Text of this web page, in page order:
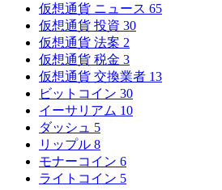
仮想通貨 ニュース 65
仮想通貨 投資 30
仮想通貨 法案 2
仮想通貨 税金 3
仮想通貨 交換業者 13
ビットコイン 30
イーサリアム 10
ダッシュ 5
リップル 8
モナーコイン 6
ライトコイン 5